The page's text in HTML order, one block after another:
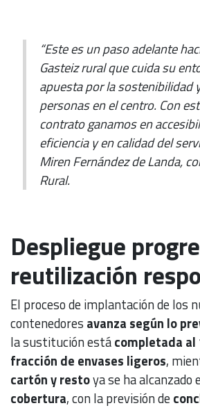
“Este es un paso adelante
Gasteiz rural que cuida su
apuesta por la sostenibilidad
personas en el centro. Con
contrato ganamos en
eficiencia y en calidad del
Miren Fernández de Landa,
Rural.
Despliegue
reutilización
El proceso de implantación de los
contenedores avanza según lo
la sustitución estácompletada al
fracción de envases ligeros,
cartón y restoya se ha alcanzado
cobertura, con la previsión de